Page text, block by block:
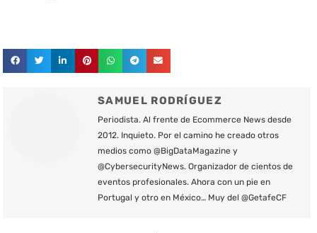
SAMUEL RODRÍGUEZ
Periodista. Al frente de Ecommerce News desde
2012. Inquieto. Por el camino he creado otros
medios como @BigDataMagazine y
@CybersecurityNews. Organizador de cientos de
eventos profesionales. Ahora con un pie en
Portugal y otro en México… Muy del @GetafeCF